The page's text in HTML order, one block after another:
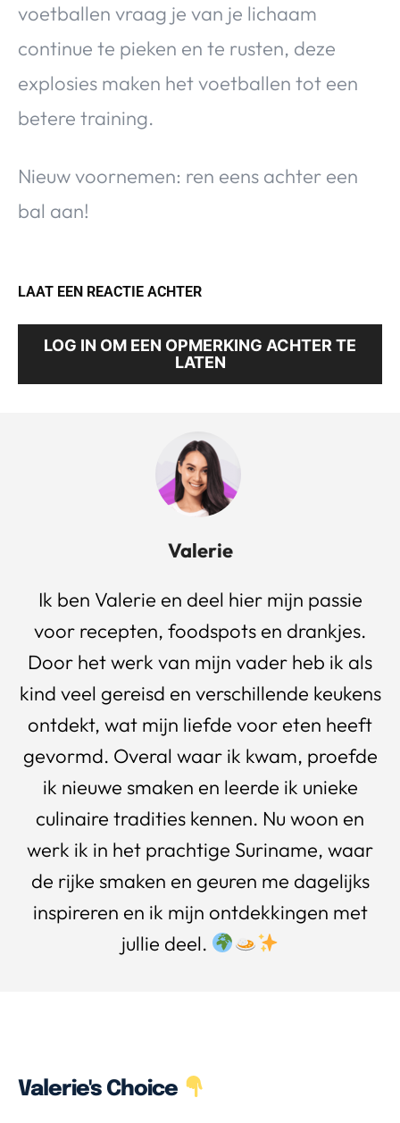
voetballen vraag je van je lichaam
continue te pieken en te rusten, deze
explosies maken het voetballen tot een
betere training.
Nieuw voornemen: ren eens achter een
bal aan!
LAAT EEN REACTIE ACHTER
LOG IN OM EEN OPMERKING ACHTER TE
LATEN
Valerie
Ik ben Valerie en deel hier mijn passie
voor recepten, foodspots en drankjes.
Door het werk van mijn vader heb ik als
kind veel gereisd en verschillende keukens
ontdekt, wat mijn liefde voor eten heeft
gevormd. Overal waar ik kwam, proefde
ik nieuwe smaken en leerde ik unieke
culinaire tradities kennen. Nu woon en
werk ik in het prachtige Suriname, waar
de rijke smaken en geuren me dagelijks
inspireren en ik mijn ontdekkingen met
jullie deel.
Valerie's Choice